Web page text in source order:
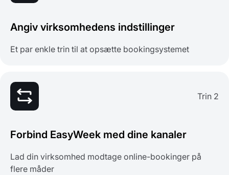
Angiv virksomhedens indstillinger
Et par enkle trin til at opsætte bookingsystemet
Trin 2
Forbind EasyWeek med dine kanaler
Lad din virksomhed modtage online-bookinger på
flere måder